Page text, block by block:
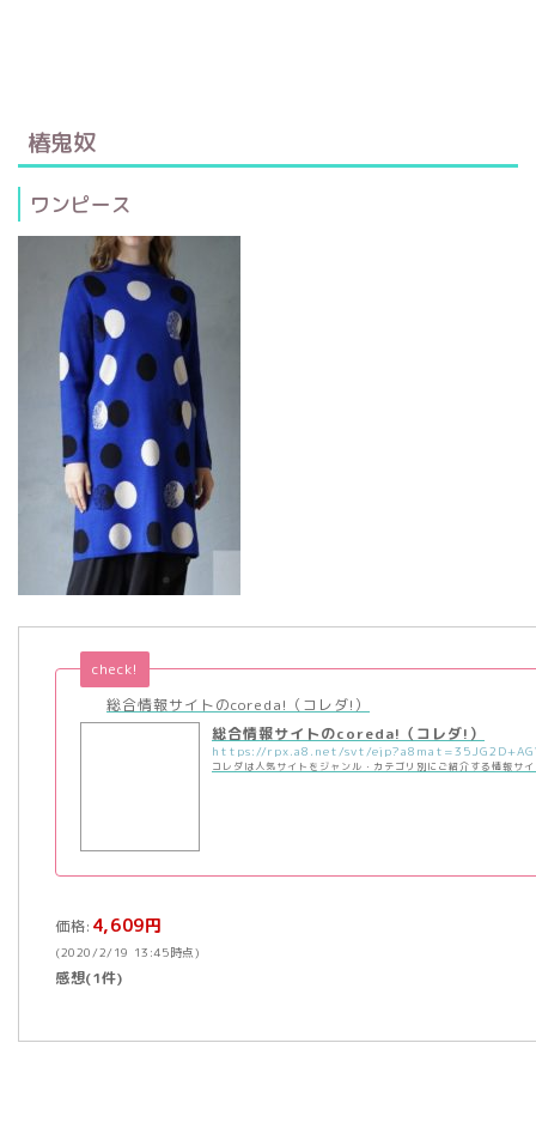
椿鬼奴
ワンピース
総合情報サイトのcoreda!（コレダ!）
check!
総合情報サイトのcoreda!（コレダ!）
コレダは人気サイトをジャンル・カテゴリ別にご紹介する情報サ
価格: 4,609円
(2020/2/19 13:45時点)
感想(1件)